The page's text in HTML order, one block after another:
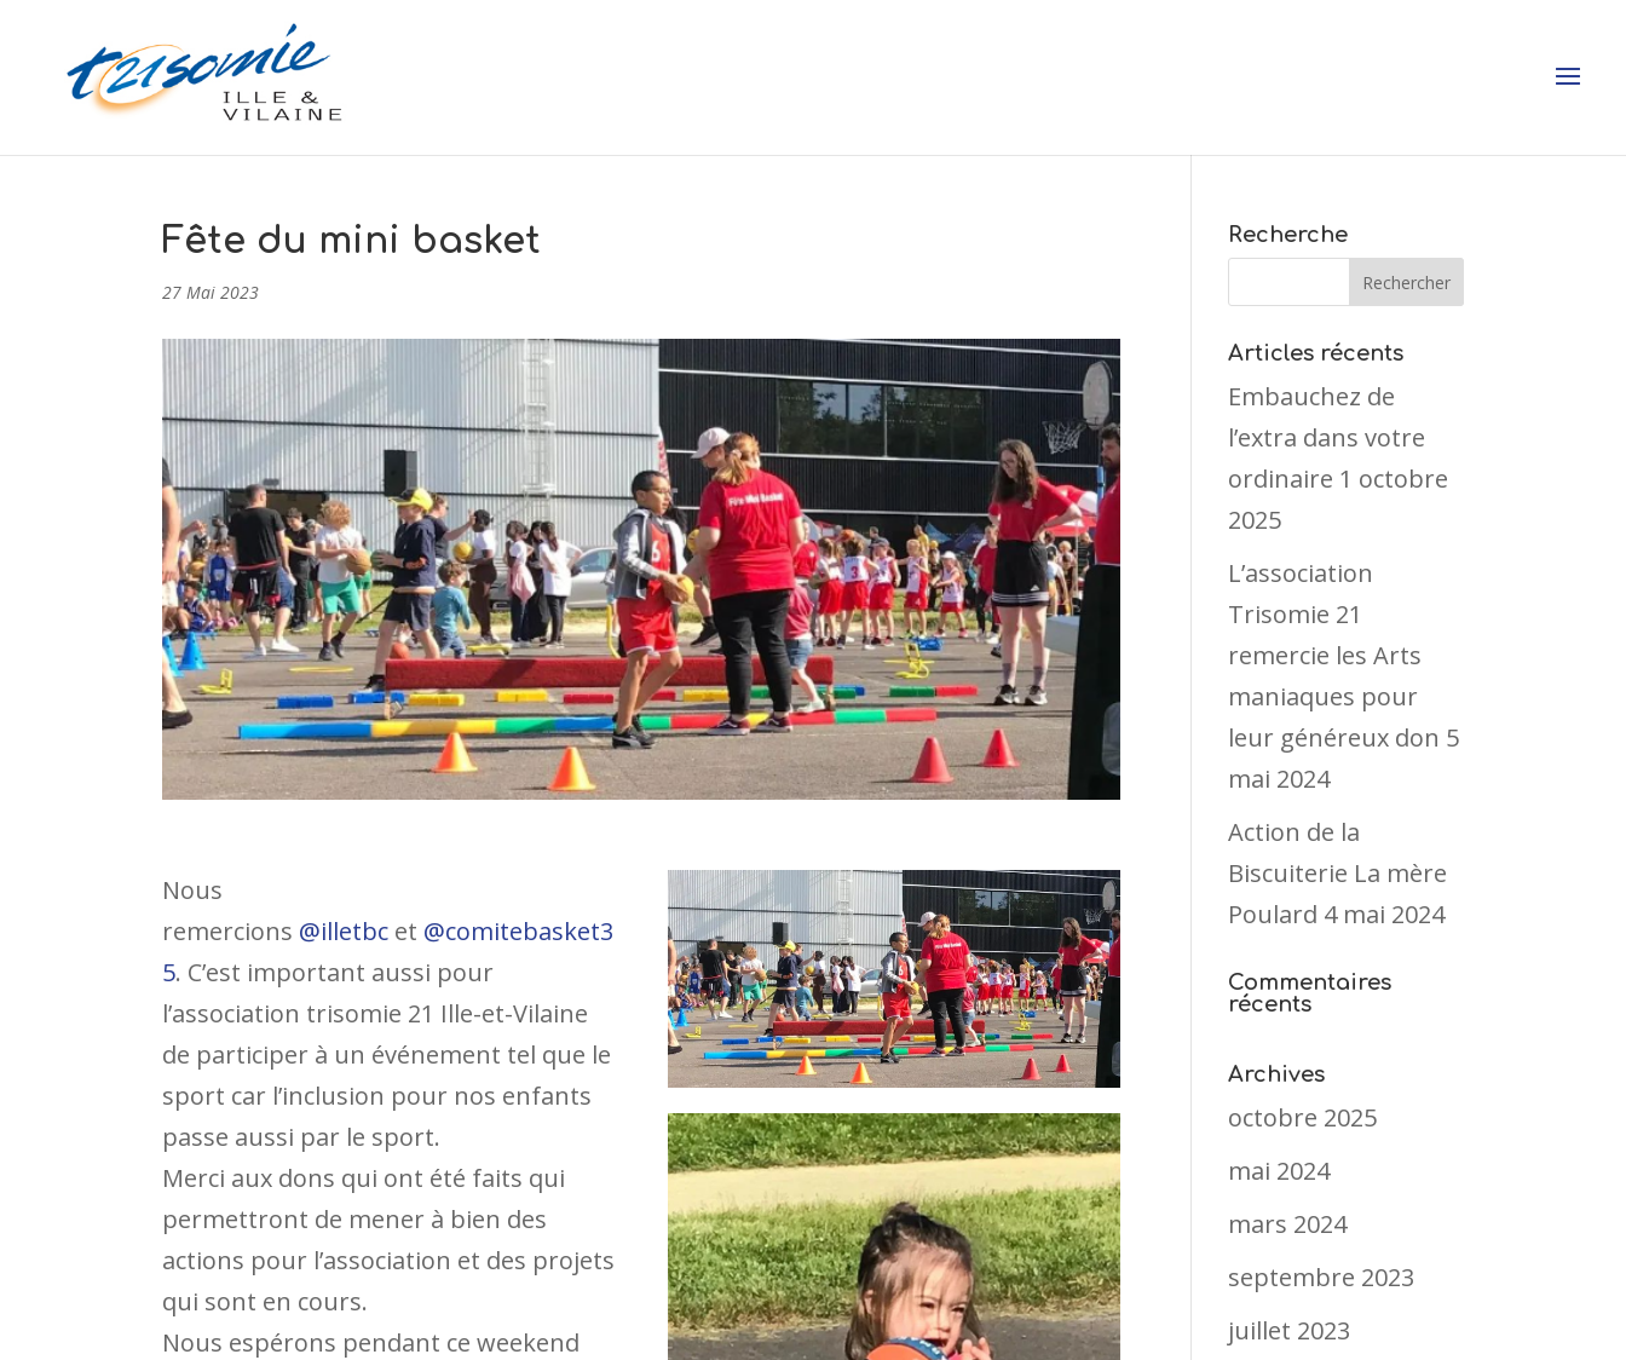
Fête du mini basket
27 Mai 2023
Nous
remercions @illetbc et @comitebasket3
5. C’est important aussi pour
l’association trisomie 21 Ille-et-Vilaine
de participer à un événement tel que le
sport car l’inclusion pour nos enfants
passe aussi par le sport.
Merci aux dons qui ont été faits qui
permettront de mener à bien des
actions pour l’association et des projets
qui sont en cours.
Nous espérons pendant ce weekend
Recherche
Articles récents
Embauchez de
l’extra dans votre
ordinaire 1 octobre
2025
L’association
Trisomie 21
remercie les Arts
maniaques pour
leur généreux don 5
mai 2024
Action de la
Biscuiterie La mère
Poulard 4 mai 2024
Commentaires
récents
Archives
octobre 2025
mai 2024
mars 2024
septembre 2023
juillet 2023